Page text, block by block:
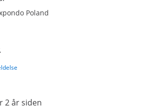
Poland
2 år siden